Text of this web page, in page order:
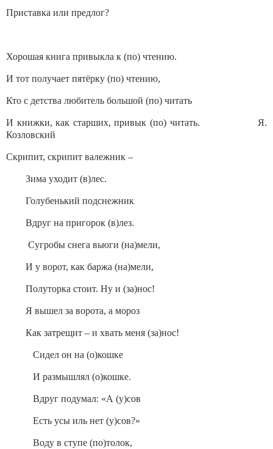
Приставка или предлог?
Хорошая книга привыкла к (по) чтению.
И тот получает пятёрку (по) чтению,
Кто с детства любитель большой (по) читать
И книжки, как старших, привык (по) читать. Я.
Козловский
Скрипит, скрипит валежник –
Зима уходит (в)лес.
Голубенький подснежник
Вдруг на пригорок (в)лез.
Сугробы снега вьюги (на)мели,
И у ворот, как баржа (на)мели,
Полуторка стоит. Ну и (за)нос!
Я вышел за ворота, а мороз
Как затрещит – и хвать меня (за)нос!
Сидел он на (о)кошке
И размышлял (о)кошке.
Вдруг подумал: «А (у)сов
Есть усы иль нет (у)сов?»
Воду в ступе (по)толок,